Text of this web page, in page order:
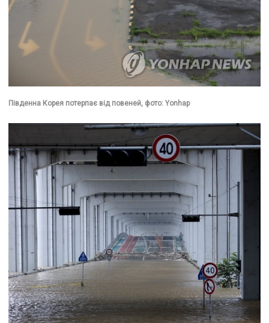
Південна Корея потерпає від повеней, фото: Yonhap